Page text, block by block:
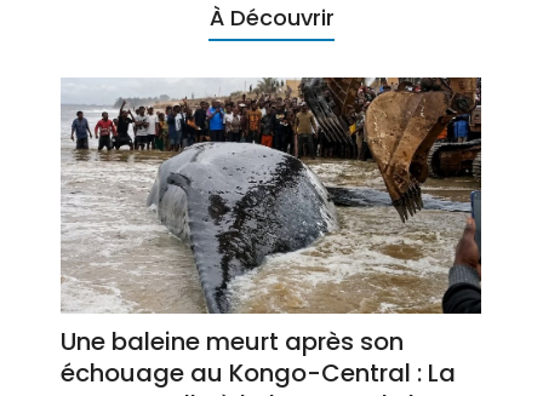
À Découvrir
Une baleine meurt après son
échouage au Kongo-Central : La